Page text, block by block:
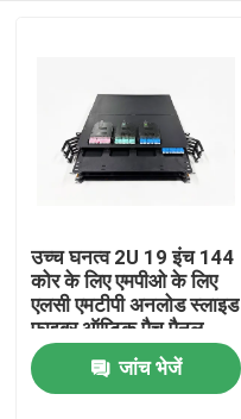
उच्च घनत्व 2U 19 इंच 144
कोर के लिए एमपीओ के लिए
एलसी एमटीपी अनलोड स्लाइड
फाइबर ऑप्टिक पैच पैनल
एमपीओ रैक डेटा सेंटर
समाधान
जांच भेजें